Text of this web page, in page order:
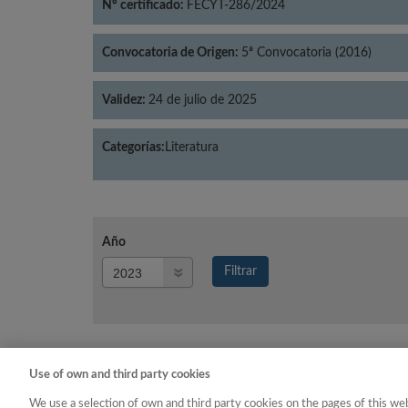
Nº certificado: FECYT-286/2024
Convocatoria de Origen: 5ª Convocatoria (2016)
Validez: 24 de julio de 2025
Categorías: Literatura
Año
Filtrar
Año
Use of own and third party cookies
We use a selection of own and third party cookies on the pages of this